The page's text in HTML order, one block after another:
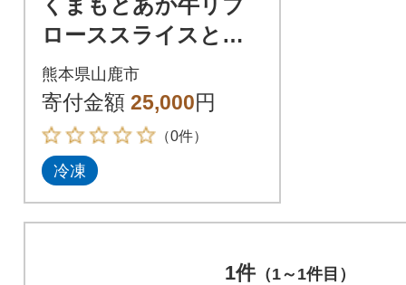
くまもとあか牛リブ
ローススライスと厳
選馬刺しの堪能セッ
ト
熊本県山鹿市
寄付金額 25,000円
（0件）
冷凍
1件（1～1件目）